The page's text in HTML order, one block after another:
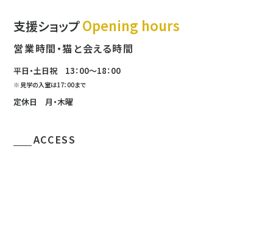
支援ショップOpening hours
営業時間・猫と会える時間
平日・土日祝 13：00〜18：00
見学の入室は17：00まで
定休日 月・木曜
ACCESS